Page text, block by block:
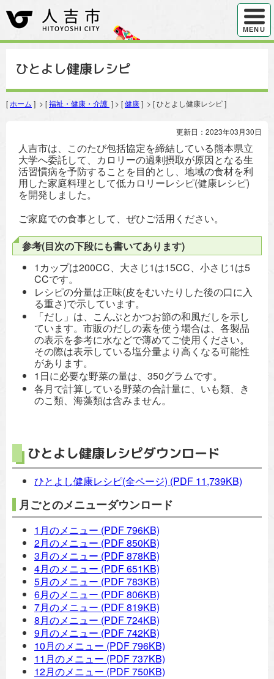
ハンバ
MENU
ひとよし健康レシピ
[ ホーム ] > [福祉・健康・介護 ] > [健康] > [ ひとよし健康レシピ ]
更新日：2023年03月30日
人吉市は、このたび包括協定を締結している熊本県立
大学へ委託して、カロリーの過剰摂取が原因となる生
活習慣病を予防することを目的とし、地域の食材を利
用した家庭料理として低カロリーレシピ(健康レシピ)
を開発しました。
ご家庭での食事として、ぜひご活用ください。
参考(目次の下段にも書いてあります)
1カップは200CC、大さじ1は15CC、小さじ1は5
CCです。
レシピの分量は正味(皮をむいたりした後の口に入
る重さ)で示しています。
「だし」は、こんぶとかつお節の和風だしを示し
ています。市販のだしの素を使う場合は、各製品
の表示を参考に水などで薄めてご使用ください。
その際は表示している塩分量より高くなる可能性
があります。
1日に必要な野菜の量は、350グラムです。
各月で計算している野菜の合計量に、いも類、き
のこ類、海藻類は含みません。
ひとよし健康レシピダウンロード
ひとよし健康レシピ(全ページ) (PDF 11,739KB)
月ごとのメニューダウンロード
1月のメニュー (PDF 796KB)
2月のメニュー (PDF 850KB)
3月のメニュー (PDF 878KB)
4月のメニュー (PDF 651KB)
5月のメニュー (PDF 783KB)
6月のメニュー (PDF 806KB)
7月のメニュー (PDF 819KB)
8月のメニュー (PDF 724KB)
9月のメニュー (PDF 742KB)
10月のメニュー (PDF 796KB)
11月のメニュー (PDF 737KB)
12月のメニュー (PDF 750KB)